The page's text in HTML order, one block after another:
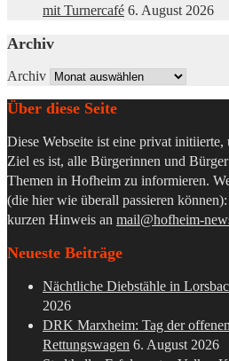
mit Turnercafé 6. August 2026
Archiv
Archiv
Über diese Seite
Diese Webseite ist eine privat
Ziel es ist, alle Bürgerinnen und
Themen in Hofheim zu informieren.
(die hier wie überall passieren
kurzen Hinweis an mail@hofheim-
Neueste Beiträge
Nächtliche Diebstähle in
2026
DRK Marxheim: Tag der
Rettungswagen 6. August 2026